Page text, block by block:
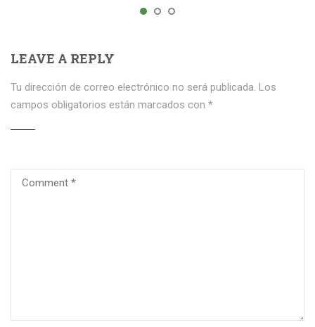
LEAVE A REPLY
Tu dirección de correo electrónico no será publicada. Los
campos obligatorios están marcados con *